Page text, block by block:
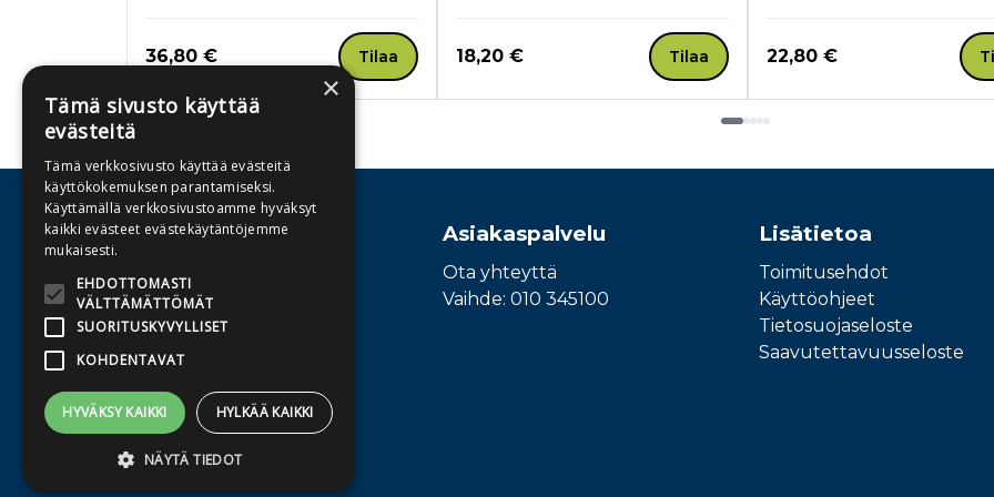
Hinta nyt
36,80 € Tilaa Hinta nyt
18,20 € Tilaa Hinta nyt
22,80 €
Osoite
Publiva Oy
Sörnäistenkatu 1
00580 Helsinki
Asiakaspalvelu
Ota yhteyttä
Vaihde: 010 345100
Lisätietoa
Toimitusehdot
Käyttöohjeet
Tietosuojaseloste
Saavutettavuusseloste
×
Tämä sivusto käyttää
evästeitä
Tämä verkkosivusto käyttää evästeitä
käyttökokemuksen parantamiseksi.
Käyttämällä verkkosivustoamme hyväksyt
kaikki evästeet evästekäytäntöjemme
mukaisesti.
EHDOTTOMASTI
VÄLTTÄMÄTTÖMÄT
SUORITUSKYVYLLISET
KOHDENTAVAT
HYVÄKSY KAIKKI HYLKÄÄ KAIKKI
NÄYTÄ TIEDOT